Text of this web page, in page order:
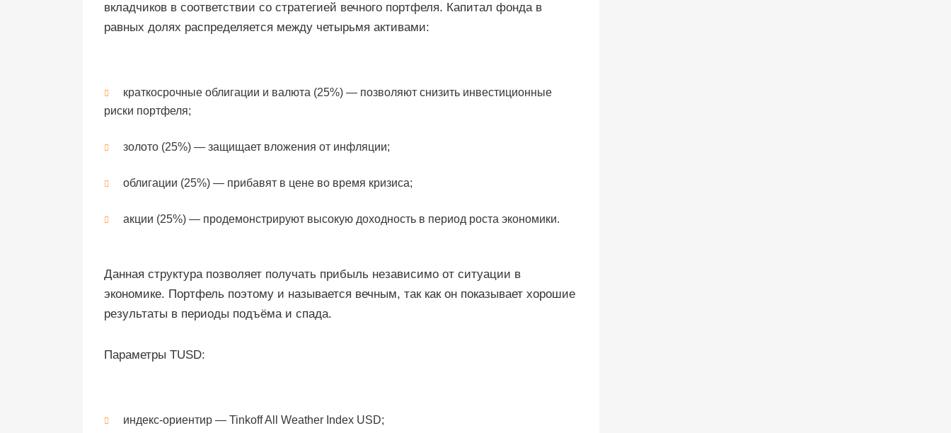
вкладчиков в соответствии со стратегией вечного портфеля. Капитал фонда в
равных долях распределяется между четырьмя активами:
краткосрочные облигации и валюта (25%) — позволяют снизить инвестиционные
риски портфеля;
золото (25%) — защищает вложения от инфляции;
облигации (25%) — прибавят в цене во время кризиса;
акции (25%) — продемонстрируют высокую доходность в период роста экономики.
Данная структура позволяет получать прибыль независимо от ситуации в
экономике. Портфель поэтому и называется вечным, так как он показывает хорошие
результаты в периоды подъёма и спада.
Параметры TUSD:
индекс-ориентир — Tinkoff All Weather Index USD;